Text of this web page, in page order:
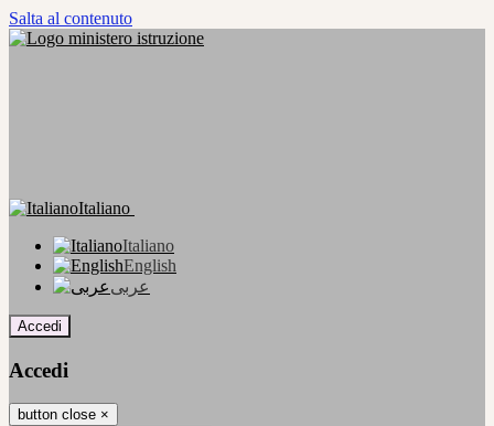
Salta al contenuto
Italiano
Italiano
English
عربى
Accedi
Accedi
button close ×